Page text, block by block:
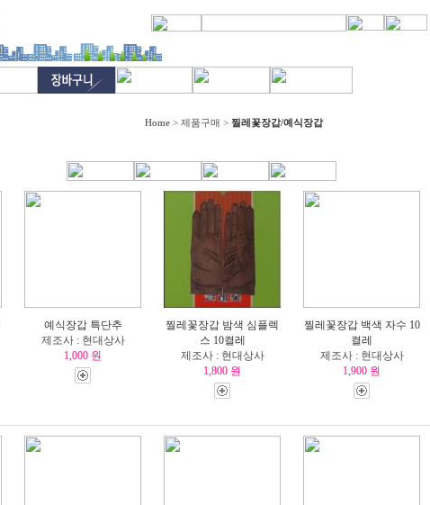
Home > 제품구매 > 찔레꽃장갑/예식장갑
예식장갑 특단추
제조사 : 현대상사
1,000 원
찔레꽃장갑 밤색 심플렉
스 10켤레
제조사 : 현대상사
1,800 원
찔레꽃장갑 백색 자수 10
켤레
제조사 : 현대상사
1,900 원